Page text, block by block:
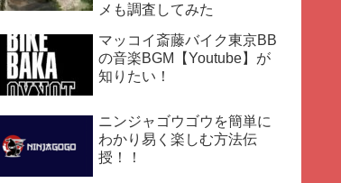
メも調査してみた
マッコイ斎藤バイク東京BB
の音楽BGM【Youtube】が
知りたい！
ニンジャゴウゴウを簡単に
わかり易く楽しむ方法伝
授！！